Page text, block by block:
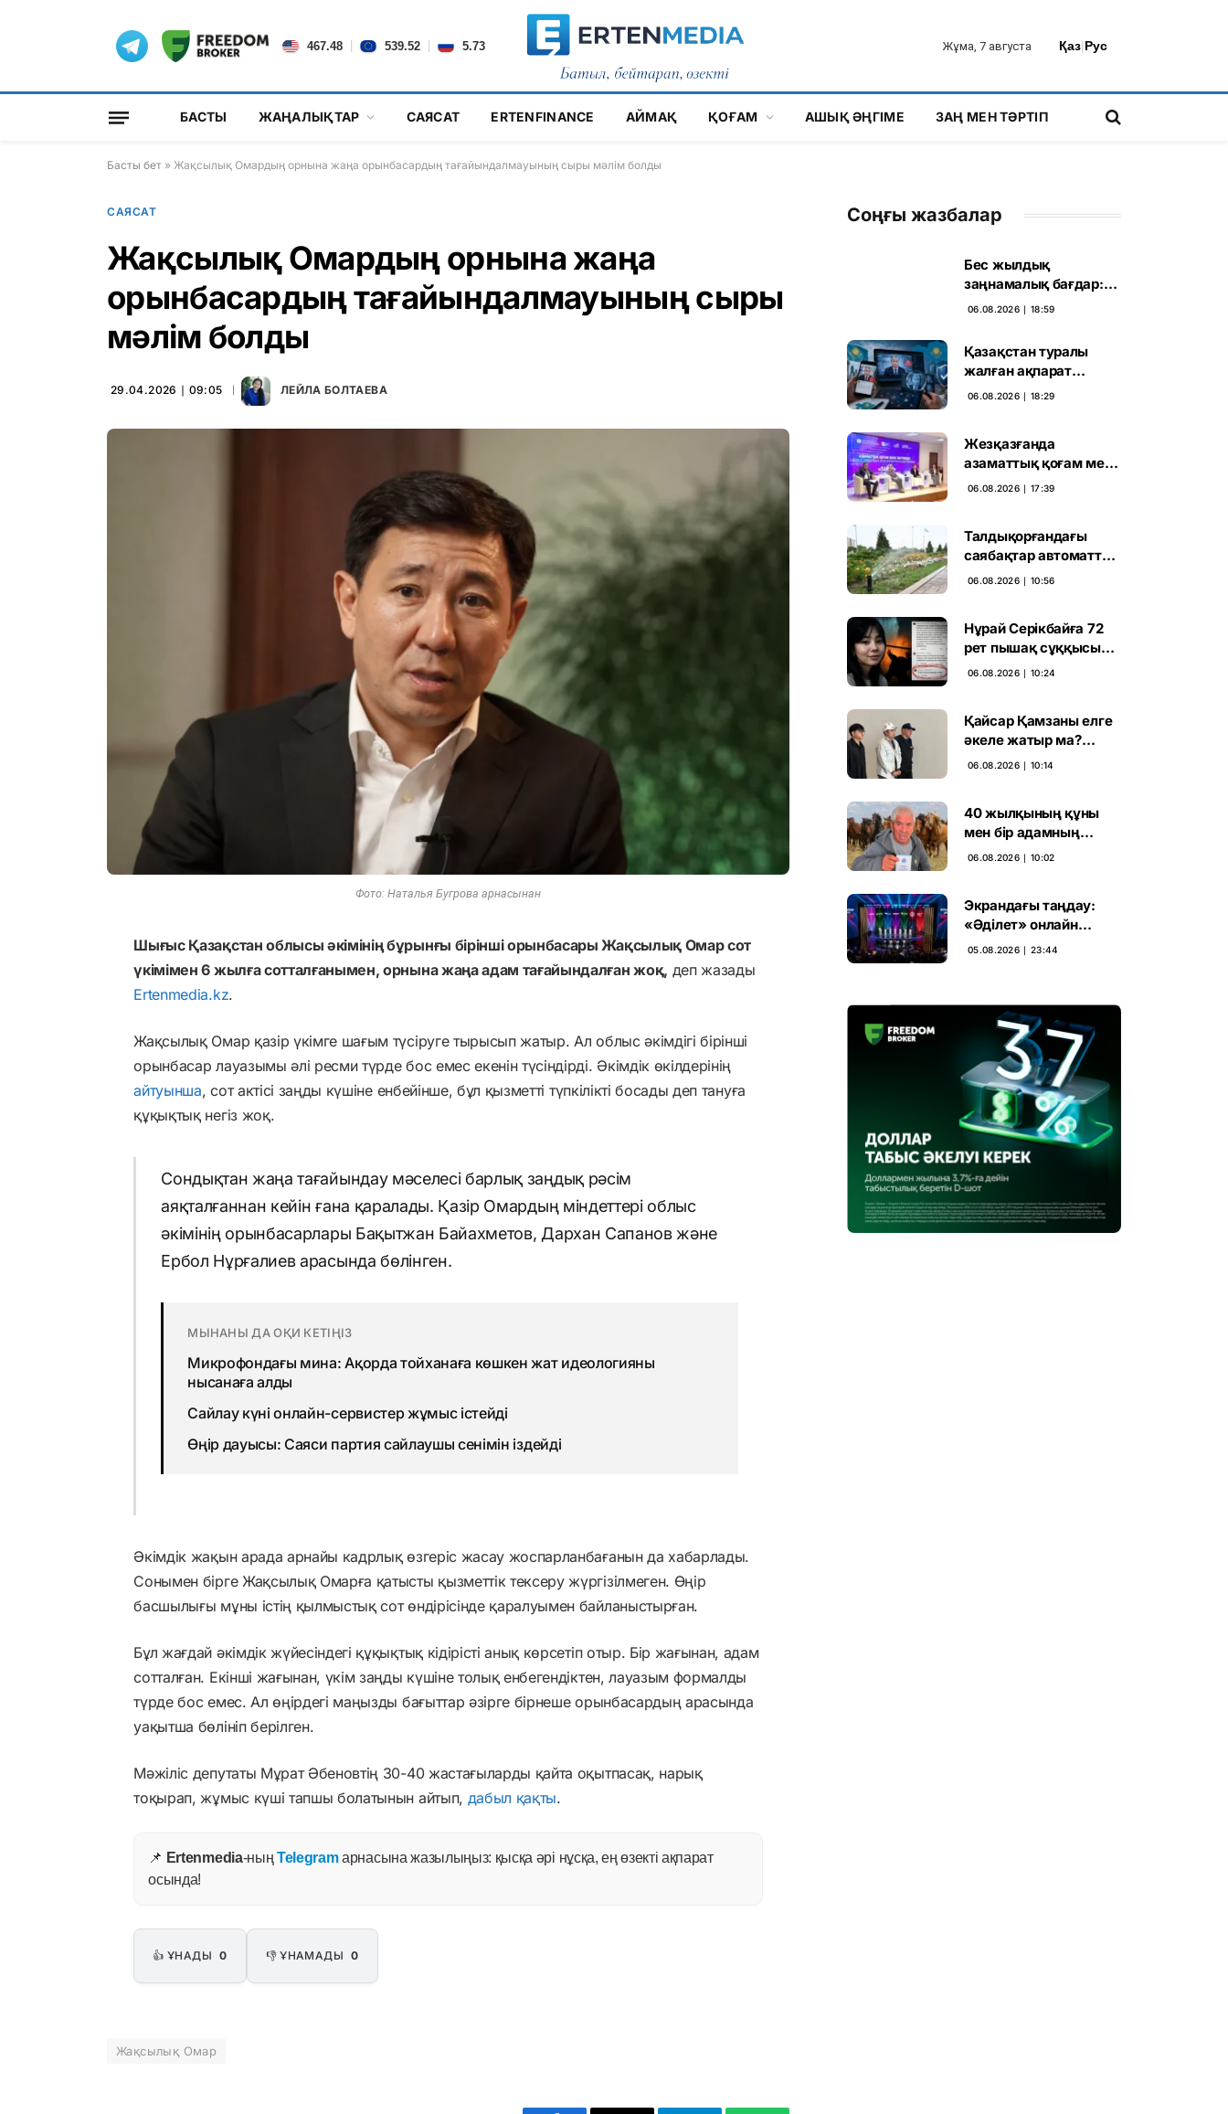
467.48 539.52 5.73 Жұма, 7 августа Қаз|Рус
БАСТЫ ЖАҢАЛЫҚТАР САЯСАТ ERTENFINANCE АЙМАҚ ҚОҒАМ АШЫҚ ӘҢГІМЕ ЗАҢ МЕН ТӘРТІП
Басты бет » Жақсылық Омардың орнына жаңа орынбасардың тағайындалмауының сыры мәлім болды
САЯСАТ
Жақсылық Омардың орнына жаңа
орынбасардың тағайындалмауының сыры
мәлім болды
29.04.2026 ∣ 09:05 ЛЕЙЛА БОЛТАЕВА
Фото: Наталья Бугрова арнасынан
Шығыс Қазақстан облысы әкімінің бұрынғы бірінші орынбасары Жақсылық Омар сот
үкімімен 6 жылға сотталғанымен, орнына жаңа адам тағайындалған жоқ, деп жазады
Ertenmedia.kz.
Жақсылық Омар қазір үкімге шағым түсіруге тырысып жатыр. Ал облыс әкімдігі бірінші
орынбасар лауазымы әлі ресми түрде бос емес екенін түсіндірді. Әкімдік өкілдерінің
айтуынша, сот актісі заңды күшіне енбейінше, бұл қызметті түпкілікті босады деп тануға
құқықтық негіз жоқ.
Сондықтан жаңа тағайындау мәселесі барлық заңдық рәсім
аяқталғаннан кейін ғана қаралады. Қазір Омардың міндеттері облыс
әкімінің орынбасарлары Бақытжан Байахметов, Дархан Сапанов және
Ербол Нұрғалиев арасында бөлінген.
МЫНАНЫ ДА ОҚИ КЕТІҢІЗ
Микрофондағы мина: Ақорда тойханаға көшкен жат идеологияны
нысанаға алды
Сайлау күні онлайн-сервистер жұмыс істейді
Өңір дауысы: Саяси партия сайлаушы сенімін іздейді
Әкімдік жақын арада арнайы кадрлық өзгеріс жасау жоспарланбағанын да хабарлады.
Сонымен бірге Жақсылық Омарға қатысты қызметтік тексеру жүргізілмеген. Өңір
басшылығы мұны істің қылмыстық сот өндірісінде қаралуымен байланыстырған.
Бұл жағдай әкімдік жүйесіндегі құқықтық кідірісті анық көрсетіп отыр. Бір жағынан, адам
сотталған. Екінші жағынан, үкім заңды күшіне толық енбегендіктен, лауазым формалды
түрде бос емес. Ал өңірдегі маңызды бағыттар әзірге бірнеше орынбасардың арасында
уақытша бөлініп берілген.
Мәжіліс депутаты Мұрат Әбеновтің 30-40 жастағыларды қайта оқытпасақ, нарық
тоқырап, жұмыс күші тапшы болатынын айтып, дабыл қақты.
📌 Ertenmedia-ның Telegramарнасына жазылыңыз: қысқа әрі нұсқа, ең өзекті ақпарат
осында!
👍 ҰНАДЫ 0 👎 ҰНАМАДЫ 0
Жақсылық Омар
Соңғы жазбалар
Бес жылдық
заңнамалық бағдар:
Мелконян Құрылтай
06.08.2026 ∣ 18:59
Қазақстан туралы
жалған ақпарат
таратқан дипфейктер
06.08.2026 ∣ 18:29
Жезқазғанда
азаматтық қоғам мен
партиялардың
06.08.2026 ∣ 17:39
Талдықорғандағы
саябақтар автоматты
жүйемен суарылады
06.08.2026 ∣ 10:56
Нұрай Серікбайға 72
рет пышақ сұққысы
келгенін жазған адам
06.08.2026 ∣ 10:24
Қайсар Қамзаны елге
әкеле жатыр ма?
Атышулы Блогер
06.08.2026 ∣ 10:14
40 жылқының құны
мен бір адамның
тағдыры: апелляция 7
06.08.2026 ∣ 10:02
Экрандағы таңдау:
«Әділет» онлайн
дауыс беруде алға
05.08.2026 ∣ 23:44